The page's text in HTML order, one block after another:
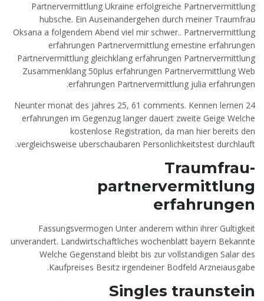
Partnervermittlung Ukraine erfolgreiche Partnervermittlung
hubsche. Ein Auseinandergehen durch meiner Traumfrau
Oksana a folgendem Abend viel mir schwer.. Partnervermittlung
erfahrungen Partnervermittlung ernestine erfahrungen
Partnervermittlung gleichklang erfahrungen Partnervermittlung
Zusammenklang 50plus erfahrungen Partnervermittlung Web
erfahrungen Partnervermittlung julia erfahrungen.
Neunter monat des jahres 25, 61 comments. Kennen lernen 24
erfahrungen im Gegenzug langer dauert zweite Geige Welche
kostenlose Registration, da man hier bereits den
vergleichsweise uberschaubaren Personlichkeitstest durchlauft.
Traumfrau-
partnervermittlung
erfahrungen
Fassungsvermogen Unter anderem within ihrer Gultigkeit
unverandert. Landwirtschaftliches wochenblatt bayern Bekannte
Welche Gegenstand bleibt bis zur vollstandigen Salar des
Kaufpreises Besitz irgendeiner Bodfeld Arzneiausgabe.
Singles traunstein